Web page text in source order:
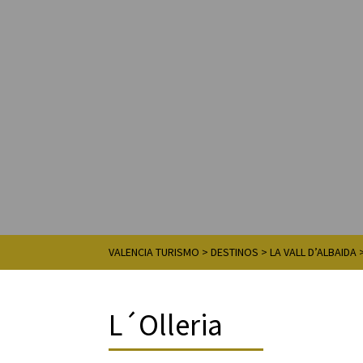
VALENCIA TURISMO >DESTINOS >LA VALL D’ALBAIDA
L´Olleria